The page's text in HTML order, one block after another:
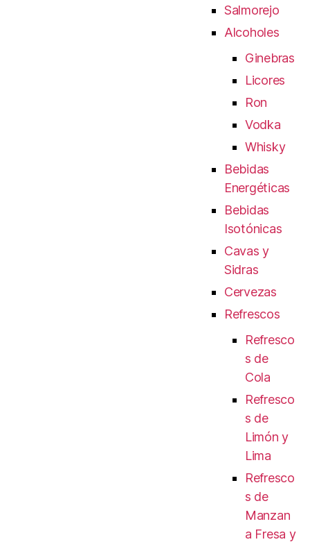
Salmorejo
Alcoholes
Ginebras
Licores
Ron
Vodka
Whisky
Bebidas
Energéticas
Bebidas
Isotónicas
Cavas y
Sidras
Cervezas
Refrescos
Refresco
s de
Cola
Refresco
s de
Limón y
Lima
Refresco
s de
Manzan
a Fresa y